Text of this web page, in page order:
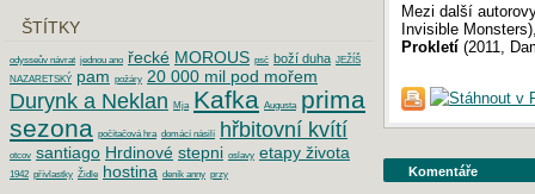
Mezi další
Invisible
Prokletí (2011,
Komentáře
ŠTÍTKY
odysseův návrat jednou ano řecké MOROUS psč boží duha JEŽÍŠ
NAZARETSKÝ pam požáry 20 000 mil pod mořem
Durynk a Neklan Mja Kafka Augusta prima
sezona počítačová hra domácí násilí hřbitovní kvítí
otcov santiago Hrdinové stepni oslavy etapy života
1942 přívlastky Židle hostina deník anny przy